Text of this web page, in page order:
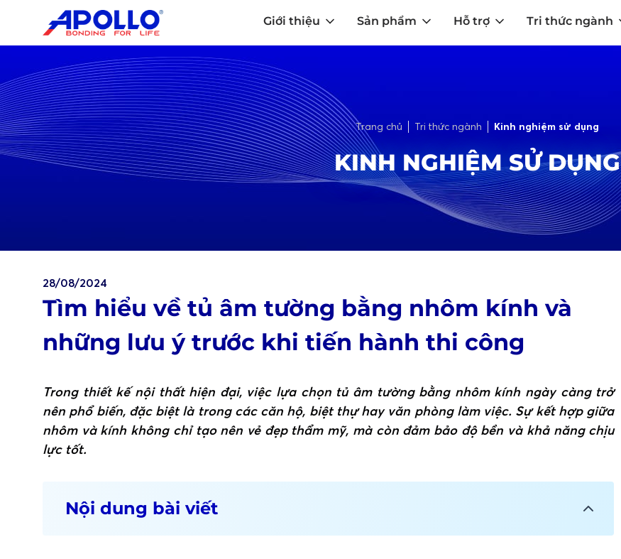
Giới thiệu Sản phẩm Hỗ trợ Tri thức ngành
Trang chủ Tri thức ngành Kinh nghiệm sử dụng
KINH NGHIỆM SỬ DỤNG
28/08/2024
Tìm hiểu về tủ âm tường bằng nhôm kính và
những lưu ý trước khi tiến hành thi công
Trong thiết kế nội thất hiện đại, việc lựa chọn tủ âm tường bằng nhôm kính ngày càng trở
nên phổ biến, đặc biệt là trong các căn hộ, biệt thự hay văn phòng làm việc. Sự kết hợp giữa
nhôm và kính không chỉ tạo nên vẻ đẹp thẩm mỹ, mà còn đảm bảo độ bền và khả năng chịu
lực tốt.
Nội dung bài viết
1. Tủ âm tường bằng nhôm kính – Giải pháp lưu trữ hiện đại cho ngôi nhà mới